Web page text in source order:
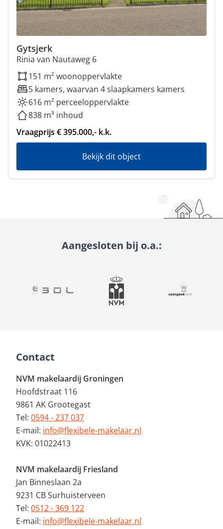
Gytsjerk
Rinia van Nautaweg 6
151 m² woonoppervlakte
5 kamers, waarvan 4 slaapkamers kamers
616 m² perceeloppervlakte
838 m³ inhoud
Vraagprijs € 395.000,- k.k.
Bekijk dit object
Aangesloten bij o.a.:
Contact
NVM makelaardij Groningen
Hoofdstraat 116
9861 AK Grootegast
Tel: 0594 - 237 037
E-mail: info@flexibele-makelaar.nl
KVK: 01022413
NVM makelaardij Friesland
Jan Binneslaan 2a
9231 CB Surhuisterveen
Tel: 0512 - 369 122
E-mail: info@flexibele-makelaar.nl